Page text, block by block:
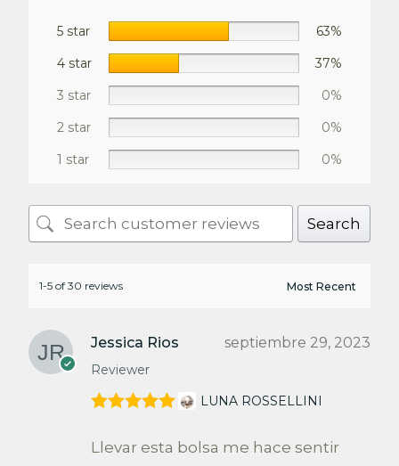
5 star
63%
4 star
37%
3 star
0%
2 star
0%
1 star
0%
Search
1-5 of 30 reviews
Jessica Rios
Reviewer
septiembre 29, 2023
5 de 5
LUNA ROSSELLINI
Llevar esta bolsa me hace sentir